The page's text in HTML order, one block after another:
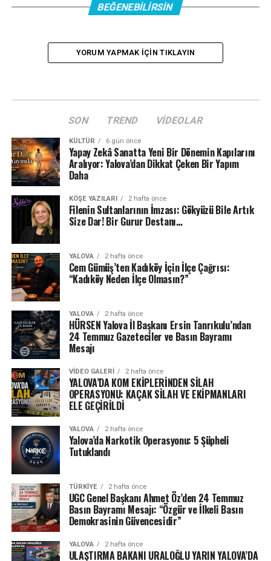
BEĞENEBILIRSIN
YORUM YAPMAK IÇIN TIKLAYIN
SON TREND VIDEOLAR
KÜLTÜR 6 gün önce
Yapay Zekâ Sanatta Yeni Bir Dönemin Kapılarını
Aralıyor: Yalova’dan Dikkat Çeken Bir Yapım
Daha
KÖŞE YAZILARI 2 hafta önce
Filenin Sultanlarının İmzası: Gökyüzü Bile Artık
Size Dar! Bir Gurur Destanı…
YALOVA 2 hafta önce
Cem Gümüş’ten Kadıköy İçin İlçe Çağrısı:
“Kadıköy Neden İlçe Olmasın?”
YALOVA 2 hafta önce
HÜRSEN Yalova İl Başkanı Ersin Tanrıkulu’ndan
24 Temmuz Gazeteciler ve Basın Bayramı
Mesajı
VIDEO GALERI 2 hafta önce
YALOVA’DA KOM EKİPLERİNDEN SİLAH
OPERASYONU: KAÇAK SİLAH VE EKİPMANLARI
ELE GEÇİRİLDİ
YALOVA 2 hafta önce
Yalova’da Narkotik Operasyonu: 5 Şüpheli
Tutuklandı
TÜRKIYE 2 hafta önce
UGC Genel Başkanı Ahmet Öz’den 24 Temmuz
Basın Bayramı Mesajı: “Özgür ve İlkeli Basın
Demokrasinin Güvencesidir”
YALOVA 2 hafta önce
ULAŞTIRMA BAKANI URALOĞLU YARIN YALOVA’DA